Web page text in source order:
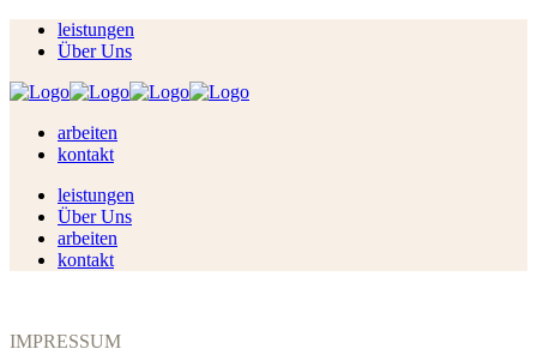
leistungen
Über Uns
arbeiten
kontakt
leistungen
Über Uns
arbeiten
kontakt
IMPRESSUM